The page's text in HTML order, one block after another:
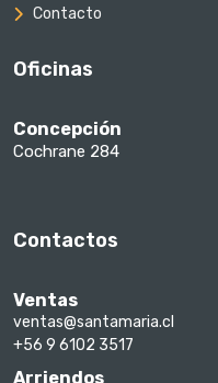
Contacto
Oficinas
Concepción
Cochrane 284
Contactos
Ventas
ventas@santamaria.cl
+56 9 6102 3517
Arriendos